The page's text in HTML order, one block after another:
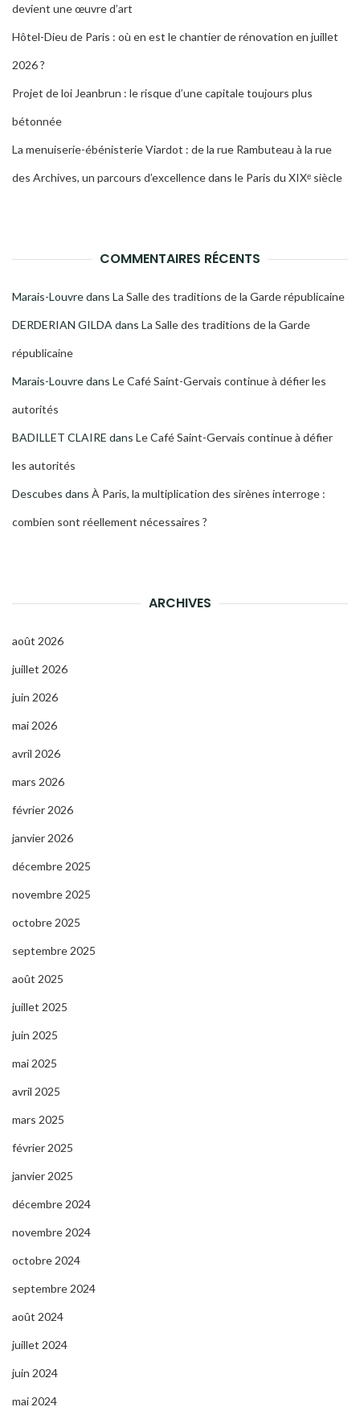
devient une œuvre d’art
Hôtel-Dieu de Paris : où en est le chantier de rénovation en juillet
2026 ?
Projet de loi Jeanbrun : le risque d’une capitale toujours plus
bétonnée
La menuiserie-ébénisterie Viardot : de la rue Rambuteau à la rue
des Archives, un parcours d’excellence dans le Paris du XIXᵉ siècle
COMMENTAIRES RÉCENTS
Marais-Louvredans La Salle des traditions de la Garde républicaine
DERDERIAN GILDA dans La Salle des traditions de la Garde
républicaine
Marais-Louvredans Le Café Saint-Gervais continue à défier les
autorités
BADILLET CLAIRE dans Le Café Saint-Gervais continue à défier
les autorités
Descubes dans À Paris, la multiplication des sirènes interroge :
combien sont réellement nécessaires ?
ARCHIVES
août 2026
juillet 2026
juin 2026
mai 2026
avril 2026
mars 2026
février 2026
janvier 2026
décembre 2025
novembre 2025
octobre 2025
septembre 2025
août 2025
juillet 2025
juin 2025
mai 2025
avril 2025
mars 2025
février 2025
janvier 2025
décembre 2024
novembre 2024
octobre 2024
septembre 2024
août 2024
juillet 2024
juin 2024
mai 2024